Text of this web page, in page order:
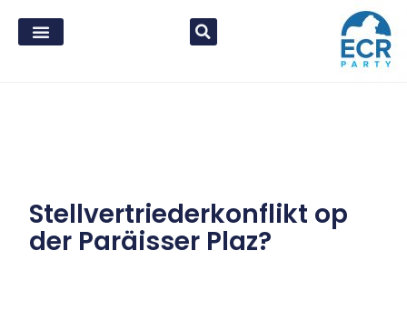
Stellvertriederkonflikt op
der Paräisser Plaz?